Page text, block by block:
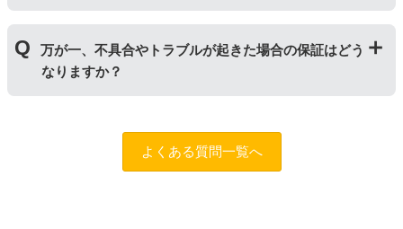
商品です。純正品に比べて、印刷代を節約することがで
きます。
無効操作」が必要となる場合がございます。プリンター
やパソコンにインク残量は表示されなくなりますが、ス
トップボタンを5秒以上押していただくとご使用いただ
純正品と同様にインク残量表示が必要なお客様は商品名
[残量表示あり]と記載された商品
万が一、不具合やトラブルが起きた場合の保証はどう
なりますか？
お問い合わせフォーム
よくある質問一覧へ